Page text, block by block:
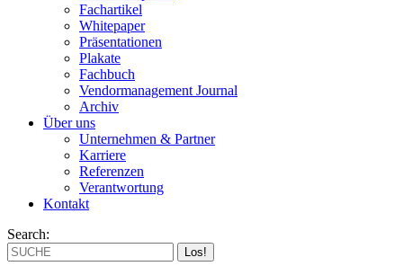
Fachartikel
Whitepaper
Präsentationen
Plakate
Fachbuch
Vendormanagement Journal
Archiv
Über uns
Unternehmen & Partner
Karriere
Referenzen
Verantwortung
Kontakt
Search: